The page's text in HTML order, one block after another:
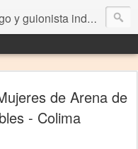
independiente
de Arena de
- Colima